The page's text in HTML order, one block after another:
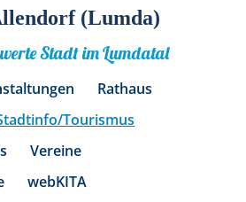
(Lumda)
Stadt im Lumdatal
Rathaus
Tourismus
Vereine
webKITA